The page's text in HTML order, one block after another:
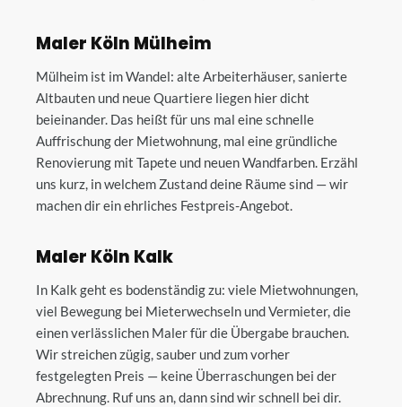
Maler Köln Mülheim
Mülheim ist im Wandel: alte Arbeiterhäuser, sanierte
Altbauten und neue Quartiere liegen hier dicht
beieinander. Das heißt für uns mal eine schnelle
Auffrischung der Mietwohnung, mal eine gründliche
Renovierung mit Tapete und neuen Wandfarben. Erzähl
uns kurz, in welchem Zustand deine Räume sind — wir
machen dir ein ehrliches Festpreis-Angebot.
Maler Köln Kalk
In Kalk geht es bodenständig zu: viele Mietwohnungen,
viel Bewegung bei Mieterwechseln und Vermieter, die
einen verlässlichen Maler für die Übergabe brauchen.
Wir streichen zügig, sauber und zum vorher
festgelegten Preis — keine Überraschungen bei der
Abrechnung. Ruf uns an, dann sind wir schnell bei dir.